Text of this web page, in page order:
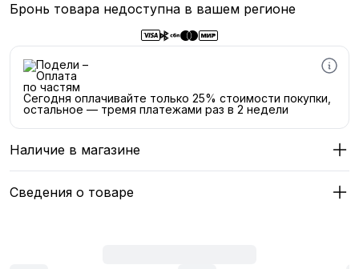
Бронь товара недоступна в вашем регионе
Сегодня оплачивайте только 25% стоимости покупки,
остальное — тремя платежами раз в 2 недели
Наличие в магазине
Сведения о товаре